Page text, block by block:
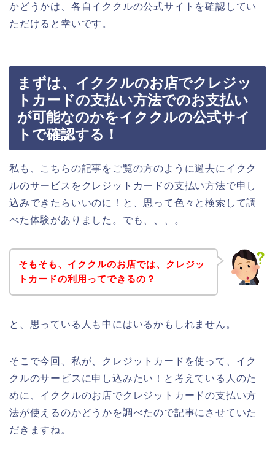
かどうかは、各自イククルの公式サイトを確認してい
ただけると幸いです。
まずは、イククルのお店でクレジッ
トカードの支払い方法でのお支払い
が可能なのかをイククルの公式サイ
トで確認する！
私も、こちらの記事をご覧の方のように過去にイクク
ルのサービスをクレジットカードの支払い方法で申し
込みできたらいいのに！と、思って色々と検索して調
べた体験がありました。でも、、、。
そもそも、イククルのお店では、クレジッ
トカードの利用ってできるの？
と、思っている人も中にはいるかもしれません。
そこで今回、私が、クレジットカードを使って、イク
クルのサービスに申し込みたい！と考えている人のた
めに、イククルのお店でクレジットカードの支払い方
法が使えるのかどうかを調べたので記事にさせていた
だきますね。